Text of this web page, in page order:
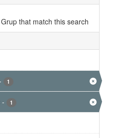
that match this search
1
- 1